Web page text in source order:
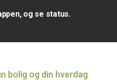
og se status.
bolig og din hverdag